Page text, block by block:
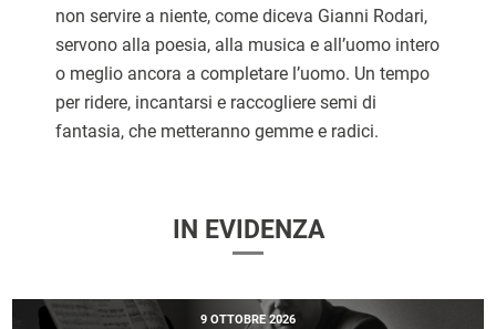
non servire a niente, come diceva Gianni Rodari,
servono alla poesia, alla musica e all’uomo intero
o meglio ancora a completare l’uomo. Un tempo
per ridere, incantarsi e raccogliere semi di
fantasia, che metteranno gemme e radici.
IN EVIDENZA
9 OTTOBRE 2026